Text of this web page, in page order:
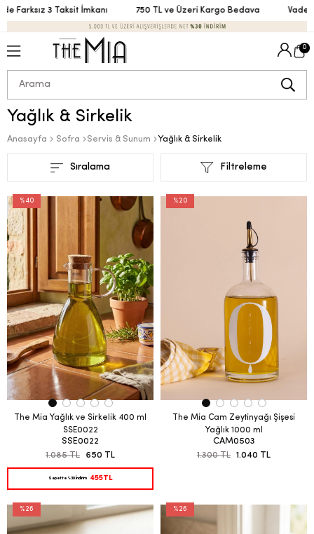
3 Taksit İmkanı 750 TL ve Üzeri Kargo Bedava Vade
0
Yağlık & Sirkelik
Anasayfa Sofra Servis & Sunum Yağlık & Sirkelik
Filtreleme
Sıralama
The Mia Yağlık ve Sirkelik 400 ml
SSE0022
SSE0022
650 TL
1.085 TL
Sepette %30 İndirim 455TL
%40
The Mia Cam Zeytinyağı Şişesi
Yağlık 1000 ml
CAM0503
1.040 TL
1.300 TL
%20
%26 %26